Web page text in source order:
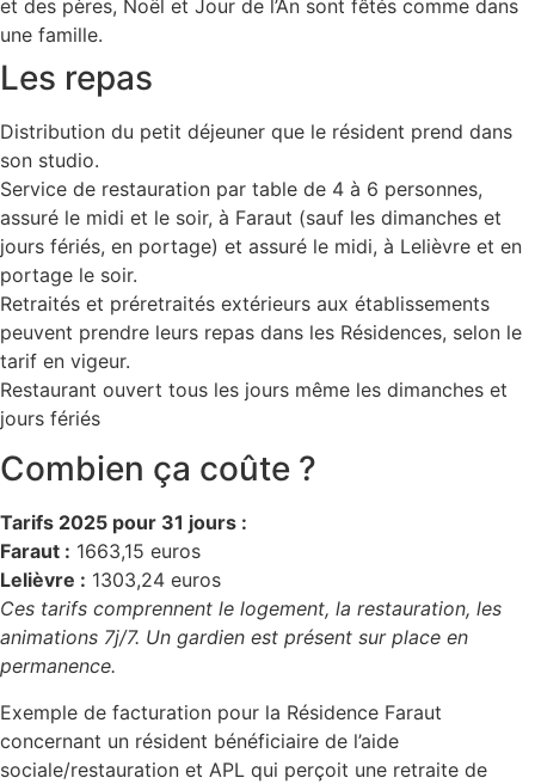
et des pères, Noël et Jour de l’An sont fêtés comme dans
une famille.
Les repas
Distribution du petit déjeuner que le résident prend dans
son studio.
Service de restauration par table de 4 à 6 personnes,
assuré le midi et le soir, à Faraut (sauf les dimanches et
jours fériés, en portage) et assuré le midi, à Lelièvre et en
portage le soir.
Retraités et préretraités extérieurs aux établissements
peuvent prendre leurs repas dans les Résidences, selon le
tarif en vigeur.
Restaurant ouvert tous les jours même les dimanches et
jours fériés
Combien ça coûte ?
Tarifs 2025 pour 31 jours :
Faraut : 1663,15 euros
Lelièvre : 1303,24 euros
Ces tarifs comprennent le logement, la restauration, les
animations 7j/7. Un gardien est présent sur place en
permanence.
Exemple de facturation pour la Résidence Faraut
concernant un résident bénéficiaire de l’aide
sociale/restauration et APL qui perçoit une retraite de